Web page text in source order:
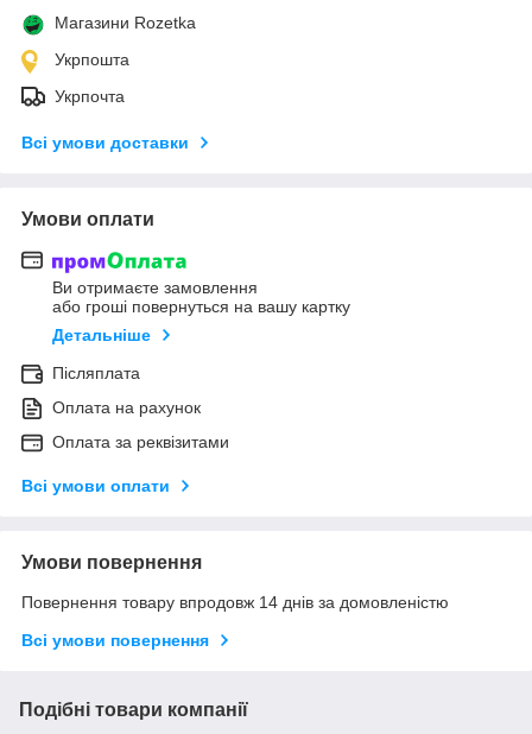
Магазини Rozetka
Укрпошта
Укрпочта
Всі умови доставки
Умови оплати
Ви отримаєте замовлення
або гроші повернуться на вашу картку
Детальніше
Післяплата
Оплата на рахунок
Оплата за реквізитами
Всі умови оплати
Умови повернення
Повернення товару впродовж 14 днів за домовленістю
Всі умови повернення
Подібні товари компанії